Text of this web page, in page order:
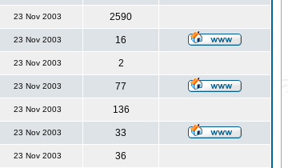
23 Nov 2003 2590
23 Nov 2003 16
23 Nov 2003 2
23 Nov 2003 77
23 Nov 2003 136
23 Nov 2003 33
23 Nov 2003 36